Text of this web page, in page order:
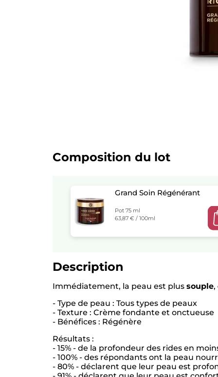
Composition du lot
Grand Soin Régénérant
Pot 75 ml
63,87 € / 100ml
Description
Immédiatement, la peau est plus souple,
- Type de peau : Tous types de peaux
- Texture : Crème fondante et onctueuse
- Bénéfices : Régénère
Résultats :
- 15% - de la profondeur des rides en
- 100% - des répondants ont la peau
- 80% - déclarent que leur peau est